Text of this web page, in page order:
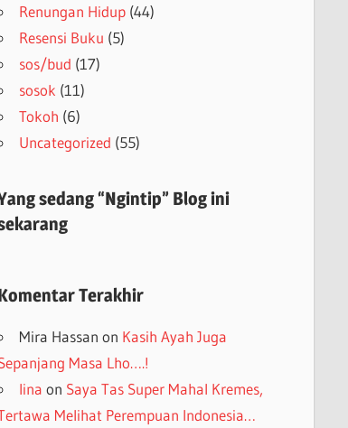
Renungan Hidup(44)
Resensi Buku (5)
sos/bud (17)
sosok (11)
Tokoh (6)
Uncategorized (55)
sedang “Ngintip” Blog ini
Terakhir
Mira Hassan on Kasih Ayah Juga
Masa Lho….!
lina on Saya Tas Super Mahal Kremes,
Melihat Perempuan Indonesia…